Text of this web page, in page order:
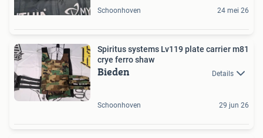
Schoonhoven 24 mei 26
Spiritus systems Lv119 plate carrier m81
crye ferro shaw
Bieden Details
Schoonhoven 29 jun 26